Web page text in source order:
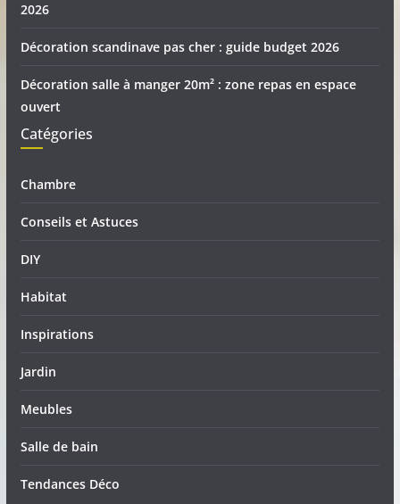
2026
Décoration scandinave pas cher : guide budget 2026
Décoration salle à manger 20m² : zone repas en espace
ouvert
Catégories
Chambre
Conseils et Astuces
DIY
Habitat
Inspirations
Jardin
Meubles
Salle de bain
Tendances Déco